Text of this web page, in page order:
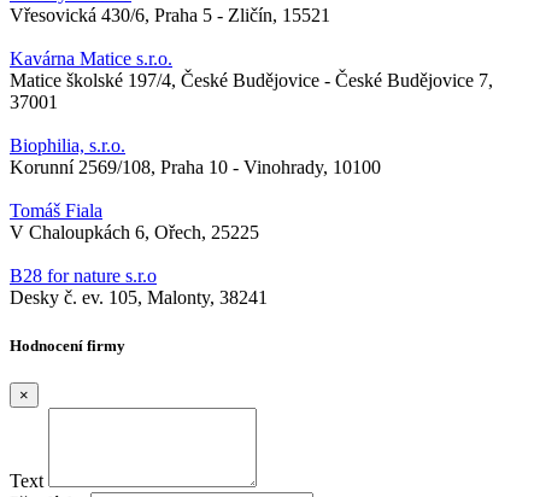
Vřesovická 430/6, Praha 5 - Zličín, 15521
Kavárna Matice s.r.o.
Matice školské 197/4, České Budějovice - České Budějovice 7,
37001
Biophilia, s.r.o.
Korunní 2569/108, Praha 10 - Vinohrady, 10100
Tomáš Fiala
V Chaloupkách 6, Ořech, 25225
B28 for nature s.r.o
Desky č. ev. 105, Malonty, 38241
Hodnocení firmy
×
Text